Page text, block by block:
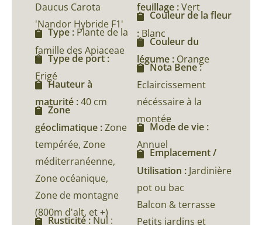
Daucus Carota
'Nandor Hybride F1'
Type : Plante de la
famille des Apiaceae
Type de port :
Erigé
Hauteur à
maturité :40 cm
Zone
géoclimatique :Zone
tempérée, Zone
méditerranéenne,
Zone océanique,
Zone de montagne
(800m d'alt, et +)
Rusticité : Nul :
feuillage :Vert
Couleur de la fleur
: Blanc
Couleur du
légume : Orange
Nota Bene :
Eclaircissement
nécéssaire à la
montée
Mode de vie :
Annuel
Emplacement /
Utilisation : Jardinière
pot ou bac
Balcon & terrasse
Petits jardins et